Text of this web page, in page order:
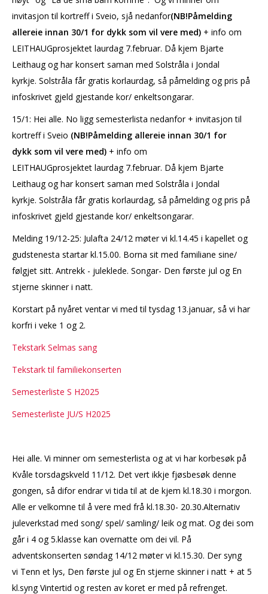
invitasjon til kortreff i Sveio, sjå nedanfor(NB!Påmelding
allereie innan 30/1 for dykk som vil vere med) + info om
LEITHAUGprosjektet laurdag 7.februar. Då kjem Bjarte
Leithaug og har konsert saman med Solstråla i Jondal
kyrkje. Solstråla får gratis korlaurdag, så påmelding og pris på
infoskrivet gjeld gjestande kor/ enkeltsongarar.
15/1: Hei alle. No ligg semesterlista nedanfor + invitasjon til
kortreff i Sveio (NB!Påmelding allereie innan 30/1 for
dykk som vil vere med) + info om
LEITHAUGprosjektet laurdag 7.februar. Då kjem Bjarte
Leithaug og har konsert saman med Solstråla i Jondal
kyrkje. Solstråla får gratis korlaurdag, så påmelding og pris på
infoskrivet gjeld gjestande kor/ enkeltsongarar.
Melding 19/12-25: Julafta 24/12 møter vi kl.14.45 i kapellet og
gudstenesta startar kl.15.00. Borna sit med familiane sine/
følgjet sitt. Antrekk - juleklede. Songar- Den første jul og En
stjerne skinner i natt.
Korstart på nyåret ventar vi med til tysdag 13.januar, så vi har
korfri i veke 1 og 2.
Tekstark Selmas sang
Tekstark til familiekonserten
Semesterliste S H2025
Semesterliste JU/S H2025
Hei alle. Vi minner om semesterlista og at vi har korbesøk på
Kvåle torsdagskveld 11/12. Det vert ikkje fjøsbesøk denne
gongen, så difor endrar vi tida til at de kjem kl.18.30 i morgon.
Alle er velkomne til å vere med frå kl.18.30- 20.30.Alternativ
juleverkstad med song/ spel/ samling/ leik og mat. Og dei som
går i 4 og 5.klasse kan overnatte om dei vil. På
adventskonserten søndag 14/12 møter vi kl.15.30. Der syng
vi Tenn et lys, Den første jul og En stjerne skinner i natt + at 5
kl.syng Vintertid og resten av koret er med på refrenget.